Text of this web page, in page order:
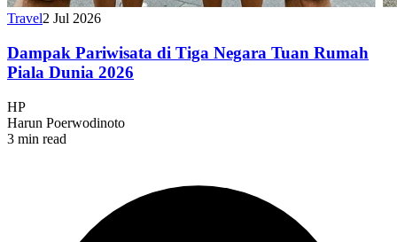
Travel2 Jul 2026
Dampak Pariwisata di Tiga Negara Tuan Rumah
Piala Dunia 2026
HP
Harun Poerwodinoto
3 min read